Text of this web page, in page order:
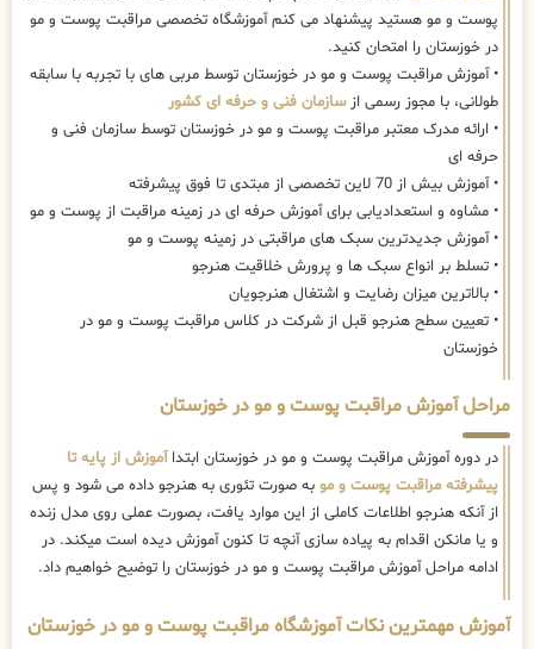
پوست و مو هستید پیشنهاد می کنم آموزشگاه تخصصی مراقبت پوست و مو
در خوزستان را امتحان کنید.
• آموزش مراقبت پوست و مو در خوزستان توسط مربی های با تجربه با سابقه
طولانی، با مجوز رسمی ازسازمان فنی و حرفه ای کشور
• ارائه مدرک معتبر مراقبت پوست و مو در خوزستان توسط سازمان فنی و
حرفه ای
• آموزش بیش از 70 لاین تخصصی از مبتدی تا فوق پیشرفته
• مشاوه و استعدادیابی برای آموزش حرفه ای در زمینه مراقبت از پوست و مو
• آموزش جدیدترین سبک های مراقبتی در زمینه پوست و مو
• تسلط بر انواع سبک ها و پرورش خلاقیت هنرجو
• بالاترین میزان رضایت و اشتغال هنرجویان
• تعیین سطح هنرجو قبل از شرکت در کلاس مراقبت پوست و مو در
خوزستان
مراحل آموزش مراقبت پوست و مو در خوزستان
در دوره آموزش مراقبت پوست و مو در خوزستان ابتداآموزش از پایه تا
پیشرفته مراقبت پوست و مو به صورت تئوری به هنرجو داده می شود و پس
از آنکه هنرجو اطلاعات کاملی از این موارد یافت، بصورت عملی روی مدل زنده
و یا مانکن اقدام به پیاده سازی آنچه تا کنون آموزش دیده است میکند. در
ادامه مراحل آموزش مراقبت پوست و مو در خوزستان را توضیح خواهیم داد.
آموزش مهمترین نکات آموزشگاه مراقبت پوست و مو در خوزستان